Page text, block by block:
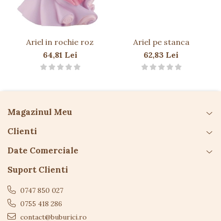
Ariel in rochie roz
64,81 Lei
Ariel pe stanca
62,83 Lei
Magazinul Meu
Clienti
Date Comerciale
Suport Clienti
0747 850 027
0755 418 286
contact@buburici.ro